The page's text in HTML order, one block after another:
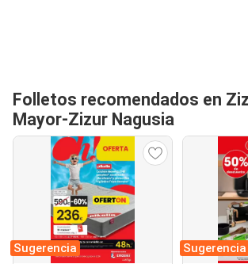
Folletos recomendados en
Mayor-Zizur Nagusia
Sugerencia Sugerencia